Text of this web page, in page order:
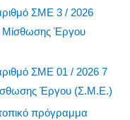
ΣΜΕ 3 / 2026
Μίσθωσης Έργου
ΣΜΕ 01 / 2026 7
Έργου (Σ.Μ.Ε.)
πρόγραμμα